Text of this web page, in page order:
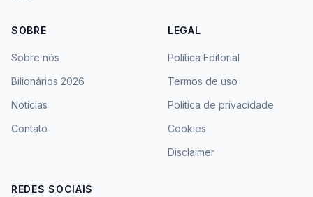
SOBRE
Sobre nós
Bilionários 2026
Notícias
Contato
LEGAL
Política Editorial
Termos de uso
Política de privacidade
Cookies
Disclaimer
REDES SOCIAIS